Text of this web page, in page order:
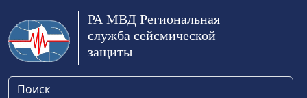
РА МВД Региональная
служба сейсмической
защиты